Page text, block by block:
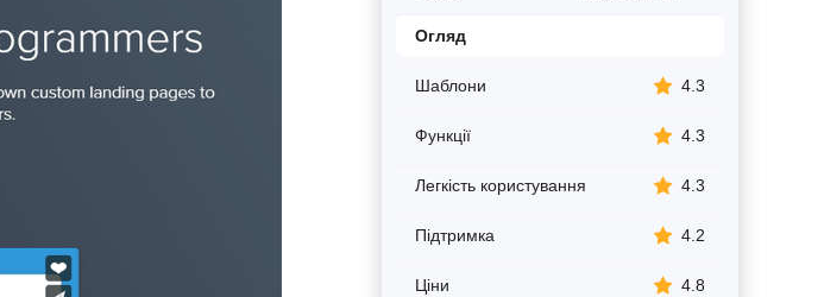
Огляд
Шаблони 4.3
Функції 4.3
Легкість користування 4.3
Підтримка 4.2
Ціни 4.8